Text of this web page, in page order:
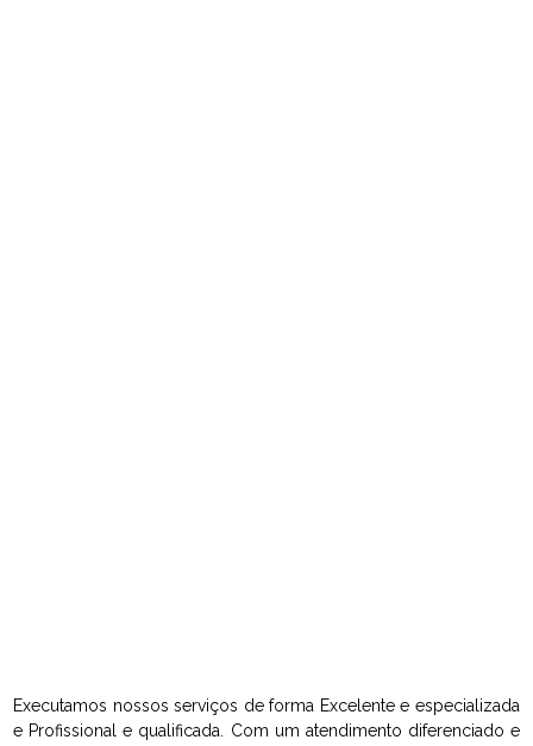
Executamos nossos serviços de forma Excelente e especializada
e Profissional e qualificada. Com um atendimento diferenciado e